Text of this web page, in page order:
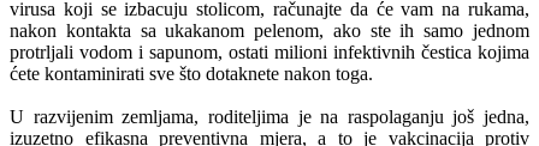
virusa koji se izbacuju stolicom, računajte da će vam na rukama,
nakon kontakta sa ukakanom pelenom, ako ste ih samo jednom
protrljali vodom i sapunom, ostati milioni infektivnih čestica kojima
ćete kontaminirati sve što dotaknete nakon toga.
U razvijenim zemljama, roditeljima je na raspolaganju još jedna,
izuzetno efikasna preventivna mjera, a to je vakcinacija protiv